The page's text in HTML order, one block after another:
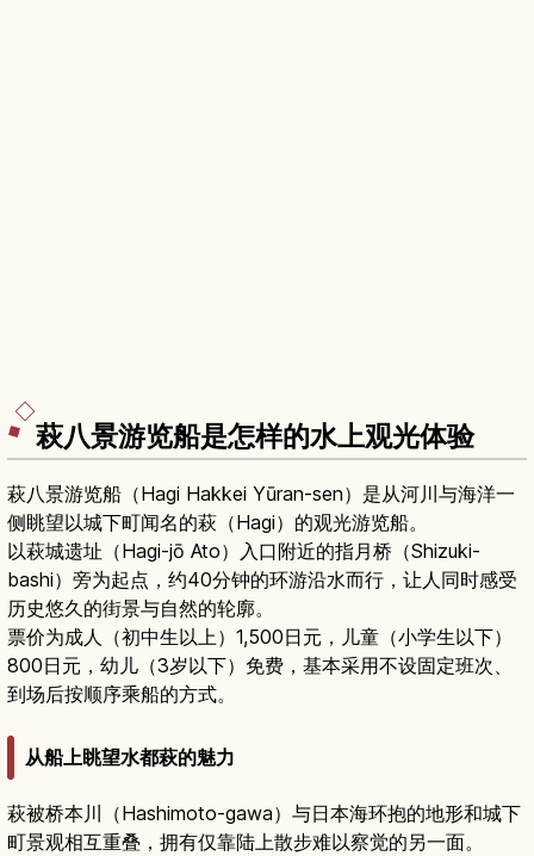
萩八景游览船是怎样的水上观光体验
萩八景游览船（Hagi Hakkei Yūran-sen）是从河川与海洋一
侧眺望以城下町闻名的萩（Hagi）的观光游览船。
以萩城遗址（Hagi-jō Ato）入口附近的指月桥（Shizuki-
bashi）旁为起点，约40分钟的环游沿水而行，让人同时感受
历史悠久的街景与自然的轮廓。
票价为成人（初中生以上）1,500日元，儿童（小学生以下）
800日元，幼儿（3岁以下）免费，基本采用不设固定班次、
到场后按顺序乘船的方式。
从船上眺望水都萩的魅力
萩被桥本川（Hashimoto-gawa）与日本海环抱的地形和城下
町景观相互重叠，拥有仅靠陆上散步难以察觉的另一面。